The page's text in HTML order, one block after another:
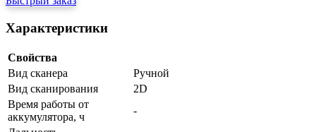
Характеристики
Свойства
Вид сканера
Ручной
Вид сканирования
2D
Время работы от
аккумулятора, ч
-